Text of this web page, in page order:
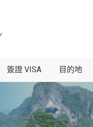
簽證 VISA 目的地